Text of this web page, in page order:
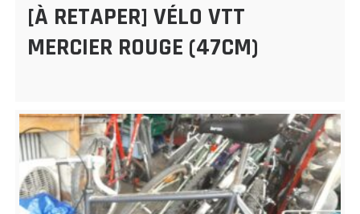
[À RETAPER] VÉLO VTT
MERCIER ROUGE (47CM)